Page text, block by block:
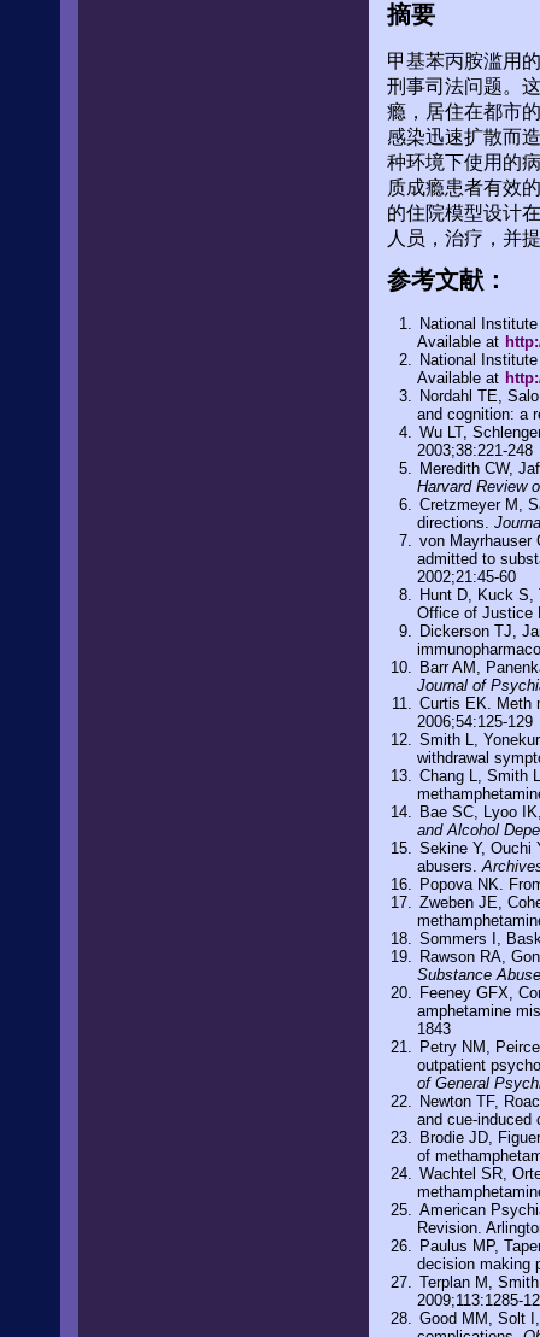
摘要
甲基苯丙胺滥用
刑事司法问题。
瘾，居住在都市
感染迅速扩散而
种环境下使用的
质成瘾患者有效
的住院模型设计
人员，治疗，并
参考文献：
National
Available at
National
Available at
Nordahl TE,
and cognition: a
Wu LT,
2003;38:221-248
Meredith CW,
Harvard Review
Cretzmeyer M,
directions.
von Mayrhauser
admitted to
2002;21:45-60
Hunt D, Kuck S,
Office of Justice
Dickerson TJ,
Barr AM,
Journal of
Curtis EK. Meth
2006;54:125-129
Smith L,
withdrawal
Chang L, Smith
Bae SC, Lyoo
and Alcohol
Sekine Y, Ouchi
abusers.
Popova NK.
Zweben JE,
Sommers I,
Rawson RA,
Substance
Feeney GFX,
amphetamine
1843
Petry NM,
outpatient
of General
Newton TF,
and cue-induced
Brodie JD,
of
Wachtel SR,
American
Revision.
Paulus MP,
decision making
Terplan M,
2009;113:1285-
Good MM, Solt